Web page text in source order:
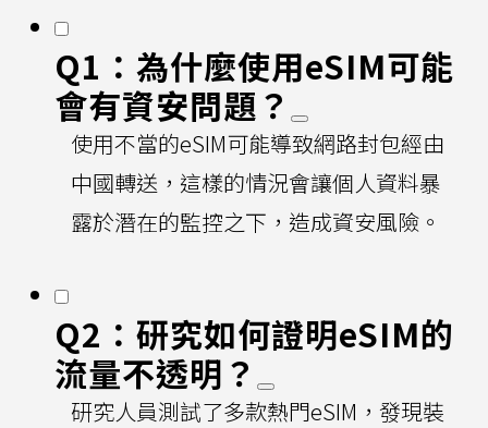
Q1：為什麼使用eSIM可能
會有資安問題？
使用不當的eSIM可能導致網路封包經由
中國轉送，這樣的情況會讓個人資料暴
露於潛在的監控之下，造成資安風險。
Q2：研究如何證明eSIM的
流量不透明？
研究人員測試了多款熱門eSIM，發現裝